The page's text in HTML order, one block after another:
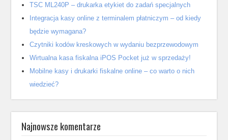
TSC ML240P – drukarka etykiet do zadań specjalnych
Integracja kasy online z terminalem płatniczym – od kiedy
będzie wymagana?
Czytniki kodów kreskowych w wydaniu bezprzewodowym
Wirtualna kasa fiskalna iPOS Pocket już w sprzedaży!
Mobilne kasy i drukarki fiskalne online – co warto o nich
wiedzieć?
Najnowsze komentarze